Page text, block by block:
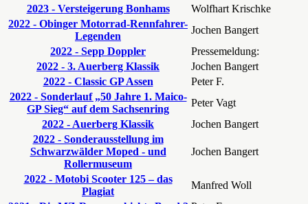
2023 - Versteigerung Bonhams
Wolfhart Krischke
2022 - Obinger Motorrad-Rennfahrer-
Legenden
Jochen Bangert
2022 - Sepp Doppler
Pressemeldung:
2022 - 3. Auerberg Klassik
Jochen Bangert
2022 - Classic GP Assen
Peter F.
2022 - Sonderlauf „50 Jahre 1. Maico-
GP Sieg“ auf dem Sachsenring
Peter Vagt
2022 - Auerberg Klassik
Jochen Bangert
2022 - Sonderausstellung im
Schwarzwälder Moped - und
Rollermuseum
Jochen Bangert
2022 - Motobi Scooter 125 – das
Plagiat
Manfred Woll